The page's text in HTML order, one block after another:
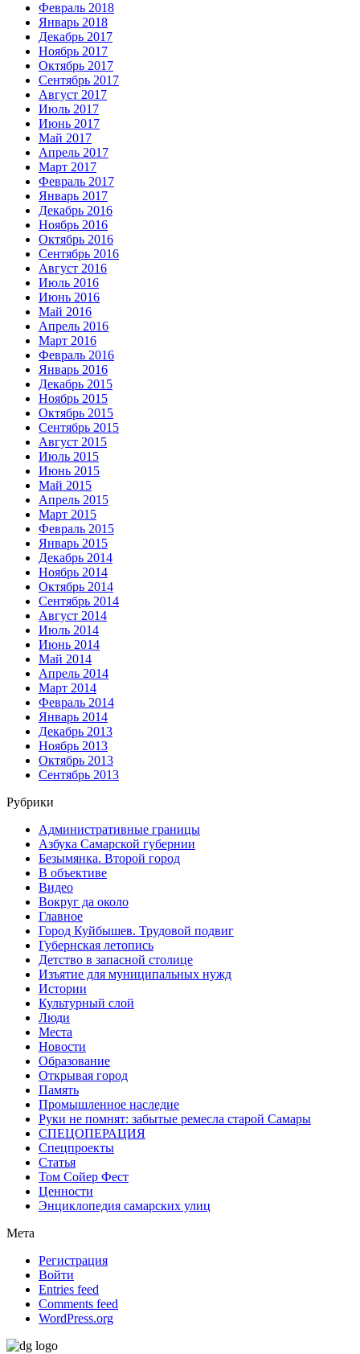
Февраль 2018
Январь 2018
Декабрь 2017
Ноябрь 2017
Октябрь 2017
Сентябрь 2017
Август 2017
Июль 2017
Июнь 2017
Май 2017
Апрель 2017
Март 2017
Февраль 2017
Январь 2017
Декабрь 2016
Ноябрь 2016
Октябрь 2016
Сентябрь 2016
Август 2016
Июль 2016
Июнь 2016
Май 2016
Апрель 2016
Март 2016
Февраль 2016
Январь 2016
Декабрь 2015
Ноябрь 2015
Октябрь 2015
Сентябрь 2015
Август 2015
Июль 2015
Июнь 2015
Май 2015
Апрель 2015
Март 2015
Февраль 2015
Январь 2015
Декабрь 2014
Ноябрь 2014
Октябрь 2014
Сентябрь 2014
Август 2014
Июль 2014
Июнь 2014
Май 2014
Апрель 2014
Март 2014
Февраль 2014
Январь 2014
Декабрь 2013
Ноябрь 2013
Октябрь 2013
Сентябрь 2013
Рубрики
Административные границы
Азбука Самарской губернии
Безымянка. Второй город
В объективе
Видео
Вокруг да около
Главное
Город Куйбышев. Трудовой подвиг
Губернская летопись
Детство в запасной столице
Изъятие для муниципальных нужд
Истории
Культурный слой
Люди
Места
Новости
Образование
Открывая город
Память
Промышленное наследие
Руки не помнят: забытые ремесла старой Самары
СПЕЦОПЕРАЦИЯ
Спецпроекты
Статья
Том Сойер Фест
Ценности
Энциклопедия самарских улиц
Мета
Регистрация
Войти
Entries feed
Comments feed
WordPress.org